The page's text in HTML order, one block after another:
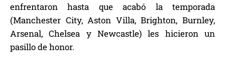
enfrentaron hasta que acabó la temporada
(Manchester City, Aston Villa, Brighton, Burnley,
Arsenal, Chelsea y Newcastle) les hicieron un
pasillo de honor.